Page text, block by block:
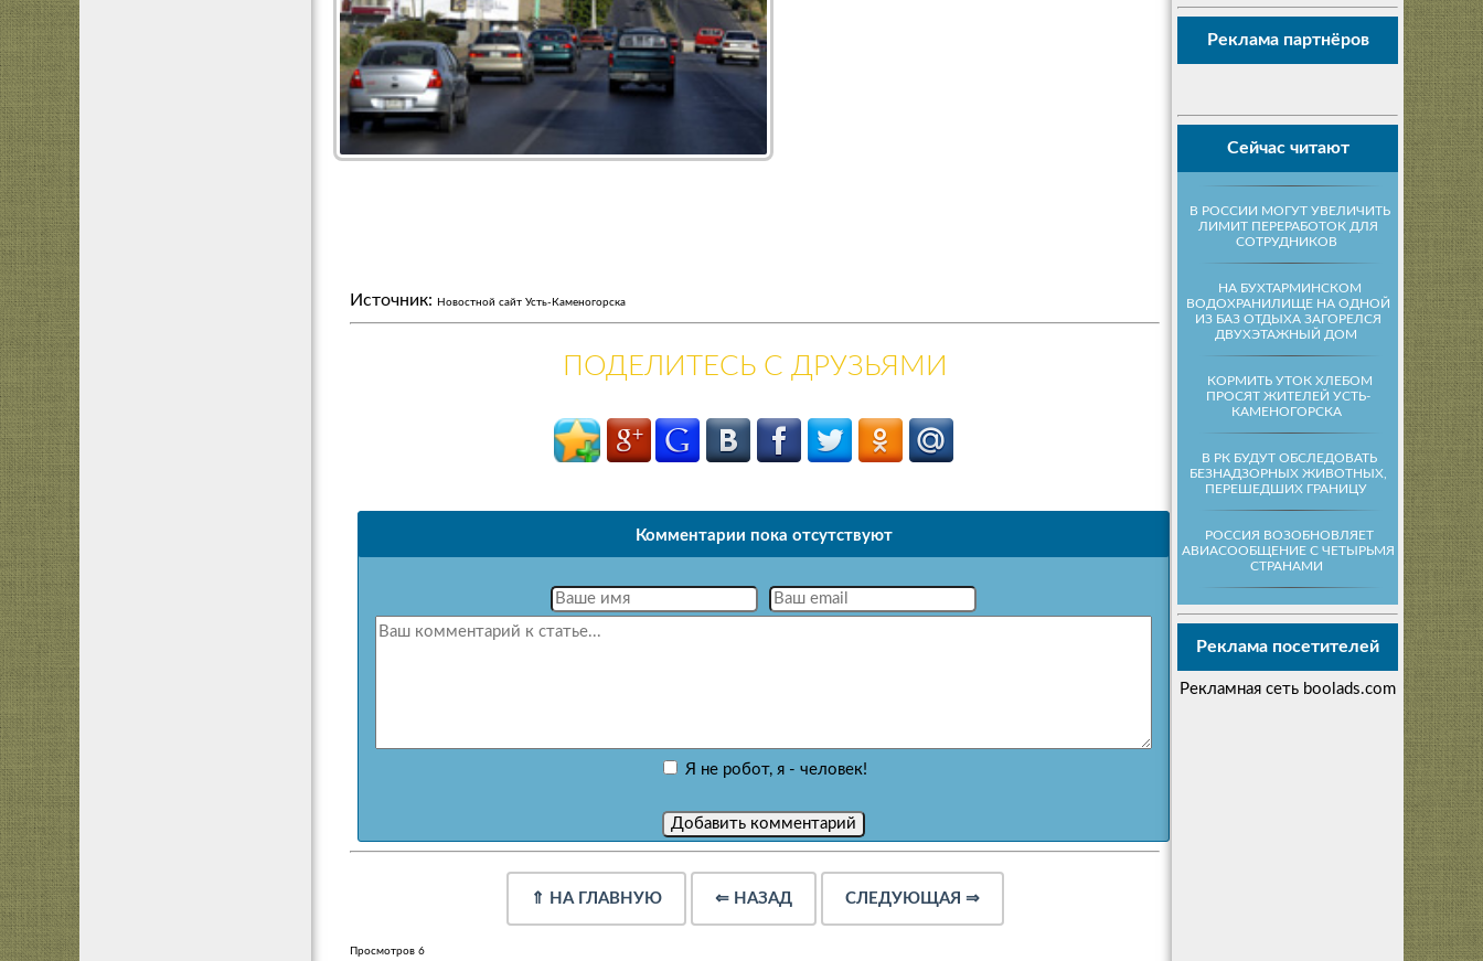
Реклама партнёров
Сейчас читают
В РОССИИ МОГУТ УВЕЛИЧИТЬ
ЛИМИТ ПЕРЕРАБОТОК ДЛЯ
СОТРУДНИКОВ
НА БУХТАРМИНСКОМ
ВОДОХРАНИЛИЩЕ НА ОДНОЙ
ИЗ БАЗ ОТДЫХА ЗАГОРЕЛСЯ
ДВУХЭТАЖНЫЙ ДОМ
КОРМИТЬ УТОК ХЛЕБОМ
ПРОСЯТ ЖИТЕЛЕЙ УСТЬ-
КАМЕНОГОРСКА
В РК БУДУТ ОБСЛЕДОВАТЬ
БЕЗНАДЗОРНЫХ ЖИВОТНЫХ,
ПЕРЕШЕДШИХ ГРАНИЦУ
РОССИЯ ВОЗОБНОВЛЯЕТ
АВИАСООБЩЕНИЕ С ЧЕТЫРЬМЯ
СТРАНАМИ
Реклама посетителей
Рекламная сеть boolads.com
Источник: Новостной сайт Усть-Каменогорска
ПОДЕЛИТЕСЬ С ДРУЗЬЯМИ
Комментарии пока отсутствуют
Я не робот, я - человек!
⇑ НА ГЛАВНУЮ ⇐ НАЗАД СЛЕДУЮЩАЯ ⇒
Просмотров 6